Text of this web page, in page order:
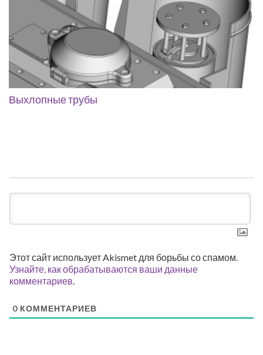
Выхлопные трубы
Этот сайт использует Akismet для борьбы со спамом.
Узнайте, как обрабатываются ваши данные
комментариев.
0 КОММЕНТАРИЕВ